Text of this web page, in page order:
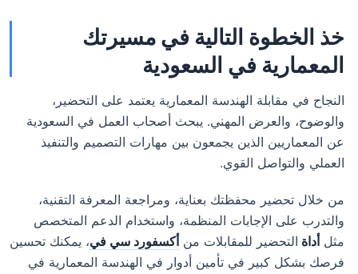
خذ الخطوة التالية في مسيرتك
المعمارية في السعودية
النجاح في مقابلة الهندسة المعمارية يعتمد على التحضير،
والوضوح، والعرض المهني. يبحث أصحاب العمل في السعودية
عن المعماريين الذين يجمعون بين مهارات التصميم والتنفيذ
العملي والتواصل القوي.
من خلال تحضير محفظتك بعناية، ومراجعة المعرفة التقنية،
والتدرب على الإجابات المنظمة، واستخدام الدعم المتخصص
مثل أداة التحضير للمقابلات من أكسفورد سي في، يمكنك تحسين
فرصك بشكل كبير في تأمين أدوار في الهندسة المعمارية في